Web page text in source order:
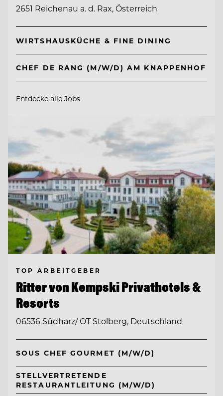
2651 Reichenau a. d. Rax, Österreich
WIRTSHAUSKÜCHE & FINE DINING
CHEF DE RANG (M/W/D) AM KNAPPENHOF
Entdecke alle Jobs
TOP ARBEITGEBER
Ritter von Kempski Privathotels &
Resorts
06536 Südharz/ OT Stolberg, Deutschland
SOUS CHEF GOURMET (M/W/D)
STELLVERTRETENDE
RESTAURANTLEITUNG (M/W/D)